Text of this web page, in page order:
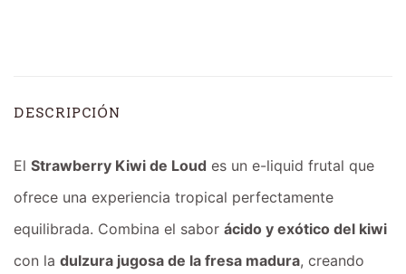
DESCRIPCIÓN
El Strawberry Kiwi de Loud es un e-liquid frutal que
ofrece una experiencia tropical perfectamente
equilibrada. Combina el sabor ácido y exótico del kiwi
con la dulzura jugosa de la fresa madura, creando